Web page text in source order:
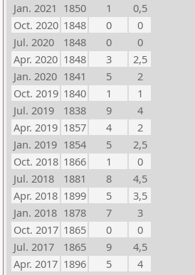
Jan. 2021 1850 1
0,5
Oct. 2020 1848 0
0
Jul. 2020
1848 0
0
Apr. 2020 1848 3
2,5
Jan. 2020 1841 5
2
Oct. 2019 1840 1
1
Jul. 2019
1838 9
4
Apr. 2019 1857 4
2
Jan. 2019 1854 5
2,5
Oct. 2018 1866 1
0
Jul. 2018
1881 8
4,5
Apr. 2018 1899 5
3,5
Jan. 2018 1878 7
3
Oct. 2017 1865 0
0
Jul. 2017
1865 9
4,5
Apr. 2017 1896 5
4